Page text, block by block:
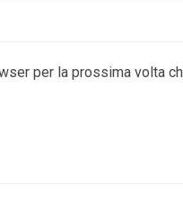
per la prossima volta